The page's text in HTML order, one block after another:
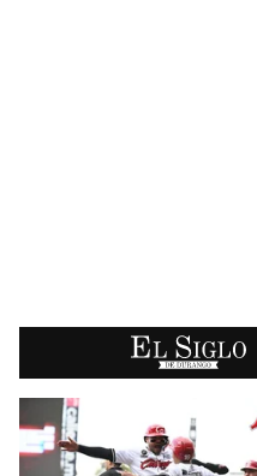
EL SIGLO